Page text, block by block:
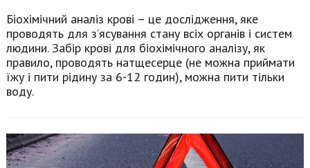
Біохімічний аналіз крові – це дослідження, яке
проводять для з’ясування стану всіх органів і систем
людини. Забір крові для біохімічного аналізу, як
правило, проводять натщесерце (не можна приймати
їжу і пити рідину за 6-12 годин), можна пити тільки
воду.